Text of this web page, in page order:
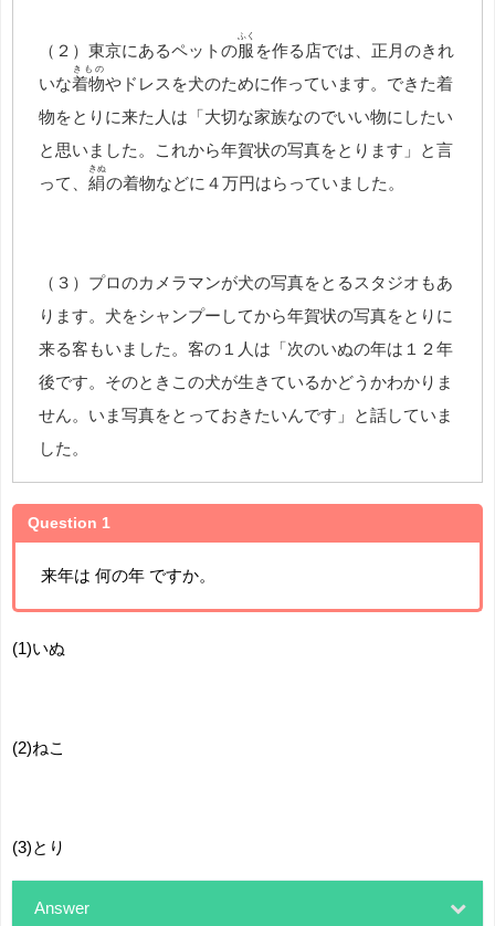
（２）東京にあるペットの服
ふく
を作る店では、正月のきれ
いな着物
きもの
やドレスを犬のために作っています。できた着
物をとりに来た人は「大切な家族なのでいい物にしたい
と思いました。これから年賀状の写真をとります」と言
って、 絹
きぬ
の着物などに４万円はらっていました。
（３）プロのカメラマンが犬の写真をとるスタジオもあ
ります。犬をシャンプーしてから年賀状の写真をとりに
来る客もいました。客の１人は「次のいぬの年は１２年
後です。そのときこの犬が生きているかどうかわかりま
せん。いま写真をとっておきたいんです」と話していま
した。
Question 1
来年は 何の年 ですか。
(1)いぬ
(2)ねこ
(3)とり
Answer